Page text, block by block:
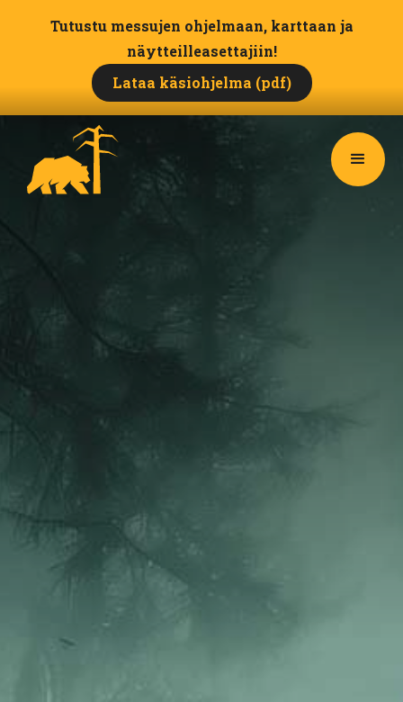
Tutustu messujen ohjelmaan, karttaan ja
näytteilleasettajiin!
Lataa käsiohjelma (pdf)